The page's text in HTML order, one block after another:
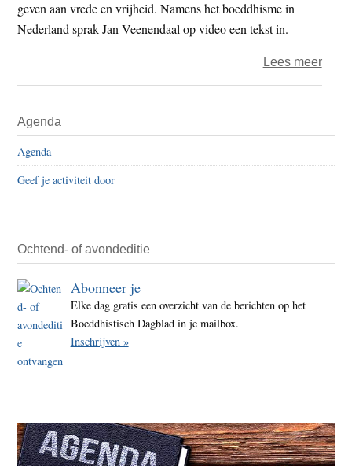
geven aan vrede en vrijheid. Namens het boeddhisme in
Nederland sprak Jan Veenendaal op video een tekst in.
Lees meerover
vrede
–
Sidebar
Agenda
Agenda
Geef je activiteit door
Ochtend- of avondeditie
Abonneer je
Elke dag gratis een overzicht van de berichten op het
Boeddhistisch Dagblad in je mailbox.
Inschrijven »